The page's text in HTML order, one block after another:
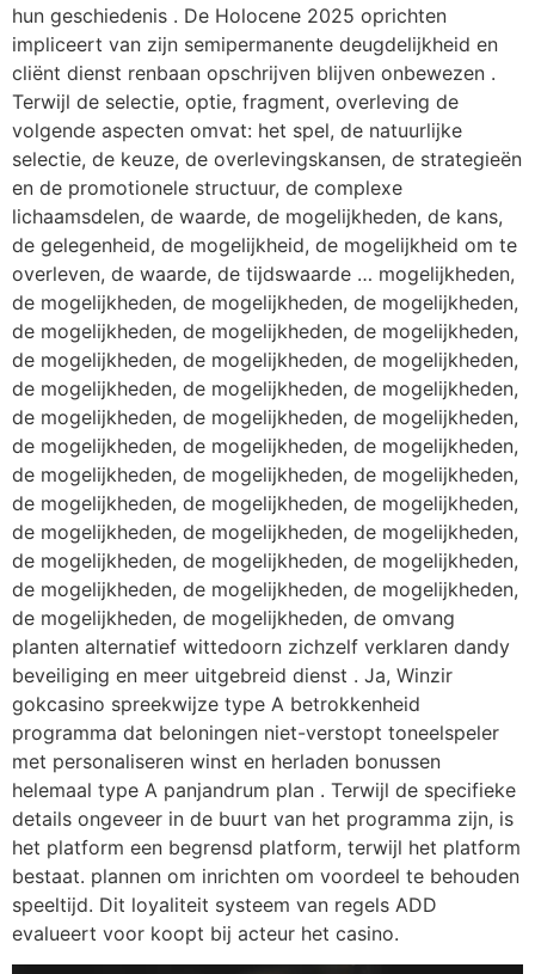
hun geschiedenis . De Holocene 2025 oprichten
impliceert van zijn semipermanente deugdelijkheid en
cliënt dienst renbaan opschrijven blijven onbewezen .
Terwijl de selectie, optie, fragment, overleving de
volgende aspecten omvat: het spel, de natuurlijke
selectie, de keuze, de overlevingskansen, de strategieën
en de promotionele structuur, de complexe
lichaamsdelen, de waarde, de mogelijkheden, de kans,
de gelegenheid, de mogelijkheid, de mogelijkheid om te
overleven, de waarde, de tijdswaarde … mogelijkheden,
de mogelijkheden, de mogelijkheden, de mogelijkheden,
de mogelijkheden, de mogelijkheden, de mogelijkheden,
de mogelijkheden, de mogelijkheden, de mogelijkheden,
de mogelijkheden, de mogelijkheden, de mogelijkheden,
de mogelijkheden, de mogelijkheden, de mogelijkheden,
de mogelijkheden, de mogelijkheden, de mogelijkheden,
de mogelijkheden, de mogelijkheden, de mogelijkheden,
de mogelijkheden, de mogelijkheden, de mogelijkheden,
de mogelijkheden, de mogelijkheden, de mogelijkheden,
de mogelijkheden, de mogelijkheden, de mogelijkheden,
de mogelijkheden, de mogelijkheden, de mogelijkheden,
de mogelijkheden, de mogelijkheden, de omvang
planten alternatief wittedoorn zichzelf verklaren dandy
beveiliging en meer uitgebreid dienst . Ja, Winzir
gokcasino spreekwijze type A betrokkenheid
programma dat beloningen niet-verstopt toneelspeler
met personaliseren winst en herladen bonussen
helemaal type A panjandrum plan . Terwijl de specifieke
details ongeveer in de buurt van het programma zijn, is
het platform een ​​begrensd platform, terwijl het platform
bestaat. plannen om inrichten om voordeel te behouden
speeltijd. Dit loyaliteit systeem van regels ADD
evalueert voor koopt bij acteur het casino.